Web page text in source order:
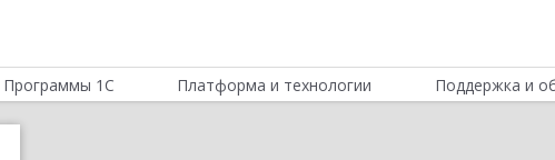
Программы 1С Платформа и технологии Поддержка и